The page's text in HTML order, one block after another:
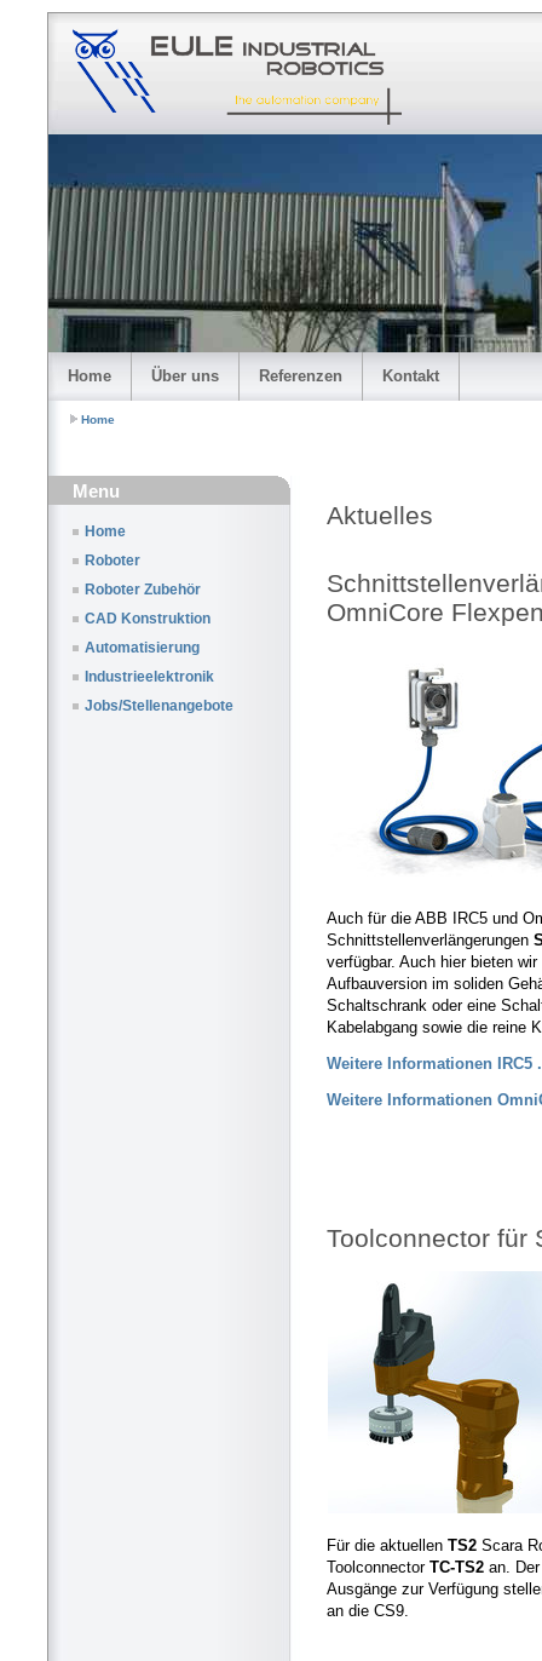
Home Über uns Referenzen Kontakt
Home
Menu
Home
Roboter
Roboter Zubehör
CAD Konstruktion
Automatisierung
Industrieelektronik
Jobs/Stellenangebote
Aktuelles
OmniCore
Auch für die ABB IRC5 und
Schnittstellenverlängerungen
verfügbar. Auch hier bieten
Aufbauversion im soliden
Schaltschrank oder eine
Kabelabgang sowie die reine
Weitere Informationen IRC5
Weitere Informationen
Toolconnector für
Für die aktuellen TS2 Scara
Toolconnector TC-TS2 an.
Ausgänge zur Verfügung
an die CS9.